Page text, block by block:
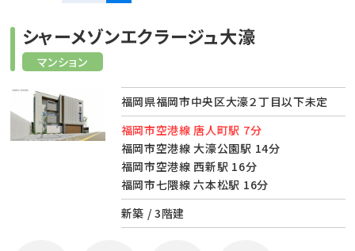
マンション
シャーメゾンエクラージュ大濠
福岡県福岡市中央区大濠２丁目以下未定
福岡市空港線 唐人町駅 7分
福岡市空港線 大濠公園駅 14分
福岡市空港線 西新駅 16分
福岡市七隈線 六本松駅 16分
新築 / 3階建